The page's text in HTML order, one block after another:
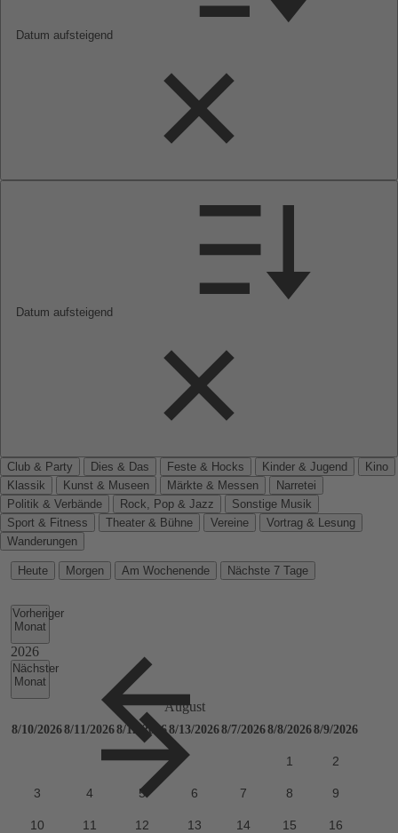
Datum aufsteigend
Datum aufsteigend
Club & Party Dies & Das Feste & Hocks Kinder & Jugend
Kino
Klassik
Kunst & Museen Märkte & Messen
Narretei
Politik & Verbände
Rock, Pop & Jazz
Sonstige Musik
Sport & Fitness
Theater & Bühne Vereine
Vortrag & Lesung
Wanderungen
Heute Morgen Am Wochenende Nächste 7 Tage
Vorheriger
Monat
Nächster
Monat